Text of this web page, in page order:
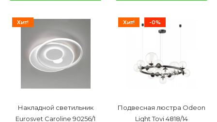
Хит!
Накладной светильник
Eurosvet Caroline 90256/1
Хит! -0%
Подвесная люстра Odeon
Light Tovi 4818/14